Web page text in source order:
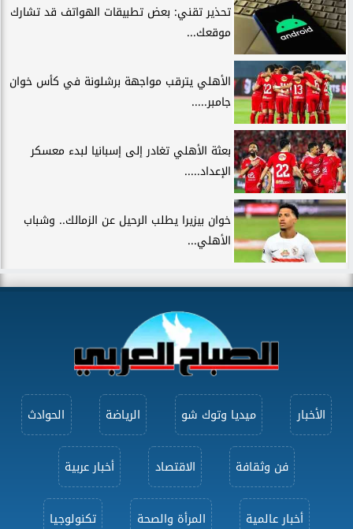
تحذير تقني: بعض تطبيقات الهواتف قد تشارك
موقعك...
الأهلي يترقب مواجهة برشلونة في كأس خوان
جامبر.....
بعثة الأهلي تغادر إلى إسبانيا لبدء معسكر
الإعداد.....
خوان بيزيرا يطلب الرحيل عن الزمالك.. وشباب
الأهلي...
الأخبار ميديا وتوك شو الرياضة الحوادث
فن وثقافة الاقتصاد أخبار عربية
أخبار عالمية المرأة والصحة تكنولوجيا